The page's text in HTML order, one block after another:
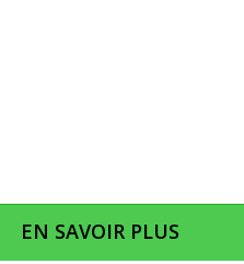
EN SAVOIR PLUS